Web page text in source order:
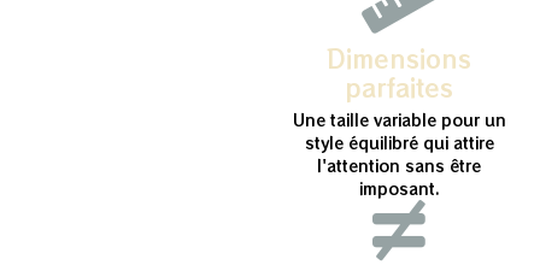
Dimensions
parfaites
Une taille variable pour un
style équilibré qui attire
l'attention sans être
imposant.